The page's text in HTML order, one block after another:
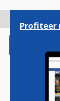
gaan
Profiteer